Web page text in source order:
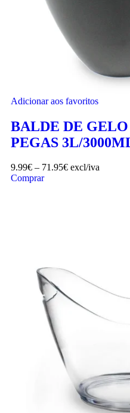
Adicionar aos favoritos
BALDE DE
PEGAS 3L/
9.99€ – 71.95€ excl/iva
Comprar